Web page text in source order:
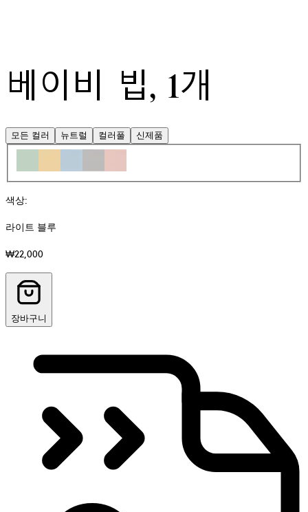
베이비 빕, 1개
모든 컬러 뉴트럴 컬러풀 신제품
색상:
라이트 블루
₩22,000
장바구니